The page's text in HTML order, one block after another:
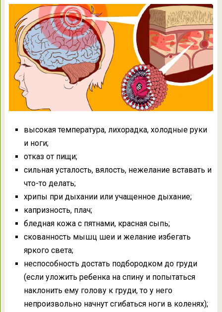
высокая температура, лихорадка, холодные руки
и ноги;
отказ от пищи;
сильная усталость, вялость, нежелание вставать и
что-то делать;
хрипы при дыхании или учащенное дыхание;
капризность, плач;
бледная кожа с пятнами, красная сыпь;
скованность мышц шеи и желание избегать
яркого света;
неспособность достать подбородком до груди
(если уложить ребенка на спину и попытаться
наклонить ему голову к груди, то у него
непроизвольно начнут сгибаться ноги в коленях);